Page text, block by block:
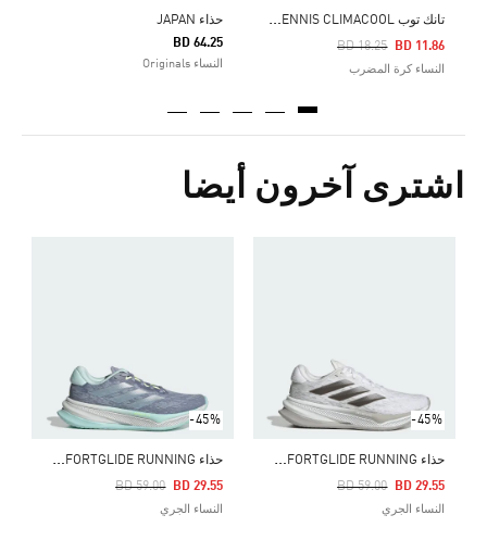
ت
انك توب CLUB TENNIS CLIMACOOL
Price Reduced From
BD 18.25
To BD 11.86
النساء كرة المضرب
حذاء JAPAN
BD 64.25
النساء Originals
اشترى آخرون أيضا
-45%
ح
ذاء SUPERNOVA COMFORTGLIDE RUNNING
Price Reduced From
BD 59.00
To BD 29.55
النساء الجري
-45%
ح
ذاء SUPERNOVA COMFORTGLIDE RUNNING
Price Reduced From
BD 59.00
To BD 29.55
النساء الجري